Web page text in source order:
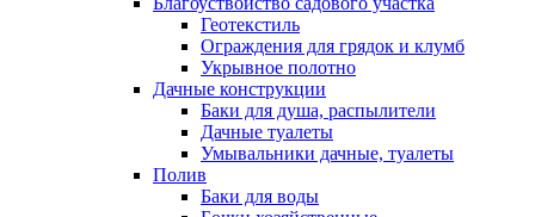
Геотекстиль
Ограждения для грядок и клумб
Укрывное полотно
Дачные конструкции
Баки для душа, распылители
Дачные туалеты
Умывальники дачные, туалеты
Полив
Баки для воды